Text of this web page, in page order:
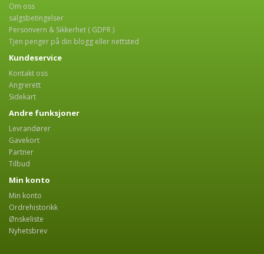
Om oss
salgsbetingelser
Personvern & Sikkerhet ( GDPR )
Tjen penger på din blogg eller nettsted
Kundeservice
Kontakt oss
Angrerett
Sidekart
Andre funksjoner
Levrandører
Gavekort
Partner
Tilbud
Min konto
Min konto
Ordrehistorikk
Ønskeliste
Nyhetsbrev